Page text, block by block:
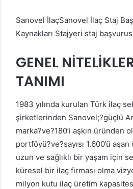
Sanovel İlaçSanovel İlaç Staj
Kaynakları Stajyeri staj
GENEL
TANIMI
1983 yılında kurulan Türk ilaç
şirketlerinden Sanovel;?güçlü
marka?ve?180’i aşkın üründen
portföyü?ve?sayısı 1.600’ü
uzun ve sağlıklı bir yaşam için
küresel bir ilaç firması olma
milyon kutu ilaç üretim